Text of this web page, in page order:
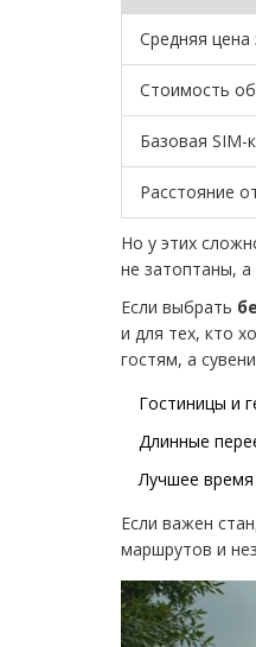
Средняя цена
Стоимость
Базовая SIM-
Расстояние
Но у этих
не затоптаны,
Если выбрать
и для тех, кто
гостям, а
Гостиницы и
Длинные
Лучшее
Если важен
маршрутов и